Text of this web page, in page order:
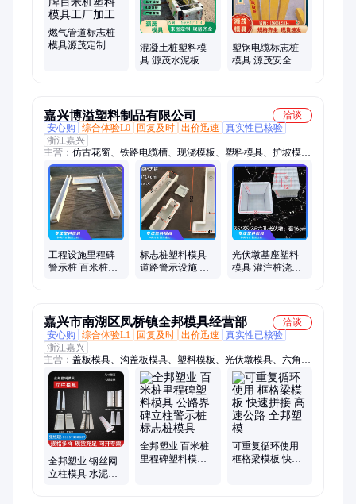
重块模具、软体排模具、围墙板模具、围墙帽模具、水泥墩模
具、风电基础钢模板、拱形骨架模板
燃气管道标志桩
模具源茂定制通
混凝土桩塑料模
具 源茂水泥板桩
塑钢电缆标志桩
模具 源茂安全警
嘉兴博溢塑料制品有限公司
洽谈
安心购
综合体验L0 回复及时 出价迅速
真实性已核验
浙江嘉兴
主营： 仿古花窗、铁路电缆槽、现浇模板、塑料模具、护坡模
具、盖板模具、路沿石模具、六角护坡塑料模具、电缆槽模具、
路基护栏模具、高铁桥护栏模具、水沟盖板塑料模具、空心砖模
具、彩砖模具、立柱模具、桥梁护栏模具、条纹盖板模具、水沟
模具、植草砖模具、围树模具、汀步石模具、现浇塑料模板、平
石塑料模具、缺口盖板、拱形骨架
工程设施里程碑
警示桩 百米桩塑
标志桩塑料模具
道路警示设施 水
光伏墩基座塑料
模具 灌注桩浇筑
嘉兴市南湖区凤桥镇全邦模具经营部
洽谈
安心购
综合体验L1 回复及时 出价迅速
真实性已核验
浙江嘉兴
主营： 盖板模具、沟盖板模具、塑料模板、光伏墩模具、六角护
坡模具、缺口盖板模具、空心砖模具、水沟盖板模具、连锁块模
具、塑料模具、路沿石模具、路平石模具、路侧石模具、护坡塑
料模具、六角模具、树桩模具、电缆槽模具、钢丝网立柱模具、
菜园槽模具、拱形骨架模具、井盖模具、植草砖模具、现浇模
板、塑钢模板、水沟模板
全邦塑业 钢丝网
立柱模具 水泥公
全邦塑业 百米桩
里程碑塑料模具
可重复循环使用
框格梁模板 快速